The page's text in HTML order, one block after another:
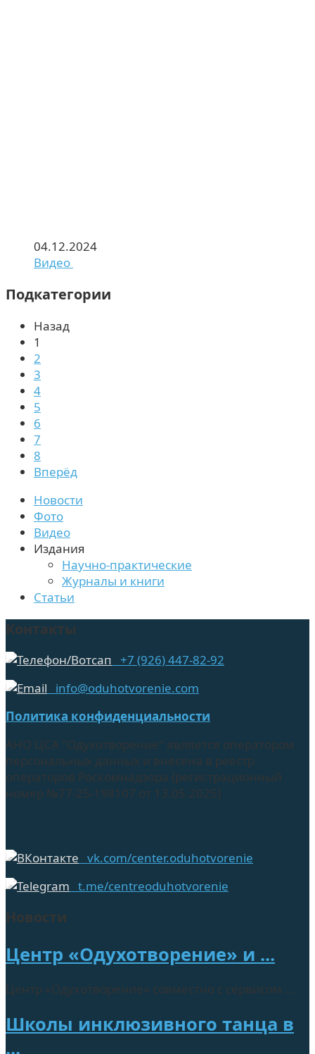
04.12.2024
Видео
Подкатегории
Назад
1
2
3
4
5
6
7
8
Вперёд
Новости
Фото
Видео
Издания
Научно-практические
Журналы и книги
Статьи
Контакты
+7 (926) 447-82-92
info@oduhotvorenie.com
Политика конфиденциальности
АНО ЦСА "Одухотворение" является оператором
персональных данных и внесена в реестр
операторов Роскомнадзора (регистрационный
номер №77-25-198107 от 13.05.2025)
vk.com/center.oduhotvorenie
t.me/centreoduhotvorenie
Новости
Центр «Одухотворение» и ...
Центр «Одухотворение» совместно с сервисом ...
Школы инклюзивного танца в
...